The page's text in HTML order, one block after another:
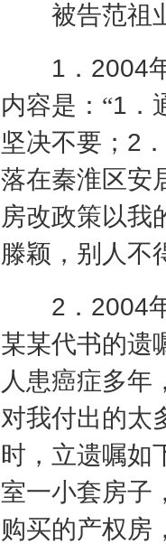
被告范祖业
1 ． 2004
内容是：“1
坚决不要； 2 ．
落在秦淮区安
房改政策以我
滕颖，别人不
2 ． 2004
某某代书的遗
人患癌症多年
对我付出的太
时，立遗嘱如
室一小套房子
购买的产权房